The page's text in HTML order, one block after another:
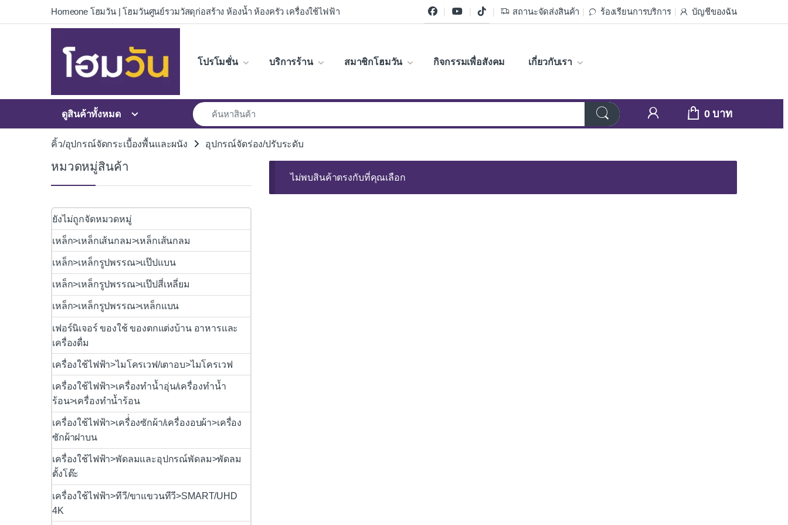
Skip to navigation
Skip to contentHomeone โฮมวัน | โฮมวันศูนย์รวมวัสดุก่อสร้าง ห้องน้ำ ห้องครัว เครื่องใช้ไฟฟ้า สถานะจัดส่งสินค้า ร้องเรียนการบริการ บัญชีของฉัน
โปรโมชั่น บริการร้าน สมาชิกโฮมวัน กิจกรรมเพื่อสังคม เกี่ยวกับเรา
ดูสินค้าทั้งหมด 0
คิ้ว/อุปกรณ์จัดกระเบื้องพื้นและผนัง อุปกรณ์จัดร่อง/ปรับระดับ
ไม่พบสินค้าตรงกับที่คุณเลือก
หมวดหมู่สินค้า
ยังไม่ถูกจัดหมวดหมู่
เหล็ก>เหล็กเส้นกลม>เหล็กเส้นกลม
เหล็ก>เหล็กรูปพรรณ>แป๊ปแบน
เหล็ก>เหล็กรูปพรรณ>แป๊ปสี่เหลี่ยม
เหล็ก>เหล็กรูปพรรณ>เหล็กแบน
เฟอร์นิเจอร์ ของใช้ ของตกแต่งบ้าน อาหารและ
เครื่องดื่ม
เครื่องใช้ไฟฟ้า>ไมโครเวฟ/เตาอบ>ไมโครเวฟ
เครื่องใช้ไฟฟ้า>เครื่องทำน้ำอุ่น/เครื่องทำน้ำ
ร้อน>เครื่องทำน้ำร้อน
เครื่องใช้ไฟฟ้า>เครื่่องซักผ้า/เครื่องอบผ้า>เครื่อง
ซักผ้าฝาบน
เครื่องใช้ไฟฟ้า>พัดลมและอุปกรณ์พัดลม>พัดลม
ตั้งโต๊ะ
เครื่องใช้ไฟฟ้า>ทีวี/ขาแขวนทีวี>SMART/UHD
4K